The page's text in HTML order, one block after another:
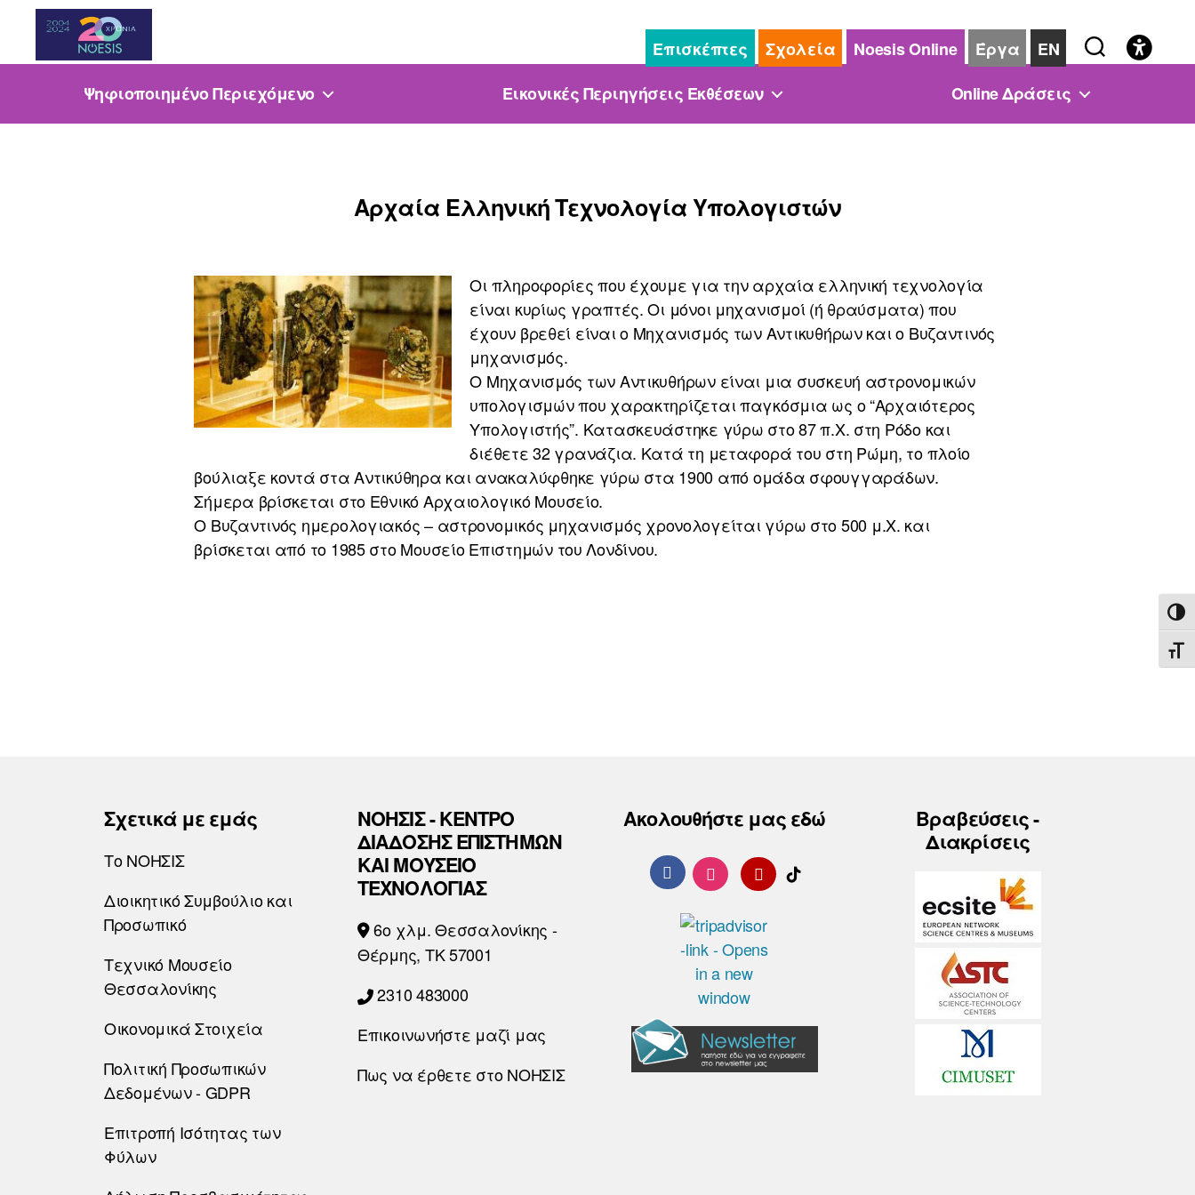
Noesis
Επισκέπτες Σχολεία Noesis Online Έργα
EN
Ψηφιοποιημένο Περιεχόμενο
Εικονικές Περιηγήσεις Εκθέσεων Online Δράσεις
Αρχαία Ελληνική Τεχνολογία Υπολογιστών
Οι πληροφορίες που έχουμε για την αρχαία ελληνική τεχνολογία
είναι κυρίως γραπτές. Οι μόνοι μηχανισμοί (ή θραύσματα) που
έχουν βρεθεί είναι ο Μηχανισμός των Αντικυθήρων και ο Βυζαντινός
μηχανισμός.
Ο Μηχανισμός των Αντικυθήρων είναι μια συσκευή αστρονομικών
υπολογισμών που χαρακτηρίζεται παγκόσμια ως ο “Αρχαιότερος
Υπολογιστής”. Κατασκευάστηκε γύρω στο 87 π.Χ. στη Ρόδο και
διέθετε 32 γρανάζια. Κατά τη μεταφορά του στη Ρώμη, το πλοίο
βούλιαξε κοντά στα Αντικύθηρα και ανακαλύφθηκε γύρω στα 1900 από ομάδα σφουγγαράδων.
Σήμερα βρίσκεται στο Εθνικό Αρχαιολογικό Μουσείο.
Ο Βυζαντινός ημερολογιακός – αστρονομικός μηχανισμός χρονολογείται γύρω στο 500 μ.Χ. και
βρίσκεται από το 1985 στο Μουσείο Επιστημών του Λονδίνου.
Σχετικά με εμάς
Το ΝΟΗΣΙΣ
Διοικητικό Συμβούλιο και
Προσωπικό
Τεχνικό Μουσείο
Θεσσαλονίκης
Οικονομικά Στοιχεία
Πολιτική Προσωπικών
Δεδομένων - GDPR
Επιτροπή Ισότητας των
Φύλων
ΝΟΗΣΙΣ - ΚΕΝΤΡΟ
ΔΙΑΔΟΣΗΣ ΕΠΙΣΤΗΜΩΝ
ΚΑΙ ΜΟΥΣΕΙΟ
ΤΕΧΝΟΛΟΓΙΑΣ
6o χλμ. Θεσσαλονίκης -
Θέρμης, ΤΚ 57001
2310 483000
Επικοινωνήστε μαζί μας
Πως να έρθετε στο ΝΟΗΣΙΣ
Ακολουθήστε μας εδώ
Βραβεύσεις -
Διακρίσεις